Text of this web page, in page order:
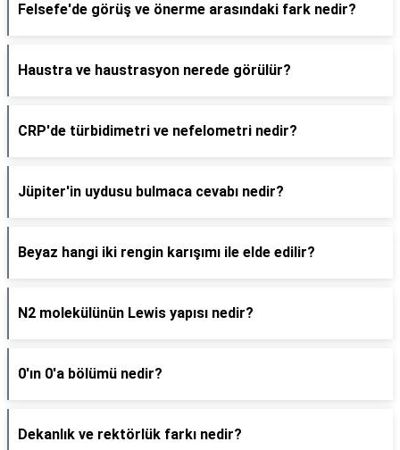
Felsefe'de görüş ve önerme arasındaki fark nedir?
Haustra ve haustrasyon nerede görülür?
CRP'de türbidimetri ve nefelometri nedir?
Jüpiter'in uydusu bulmaca cevabı nedir?
Beyaz hangi iki rengin karışımı ile elde edilir?
N2 molekülünün Lewis yapısı nedir?
0'ın 0'a bölümü nedir?
Dekanlık ve rektörlük farkı nedir?